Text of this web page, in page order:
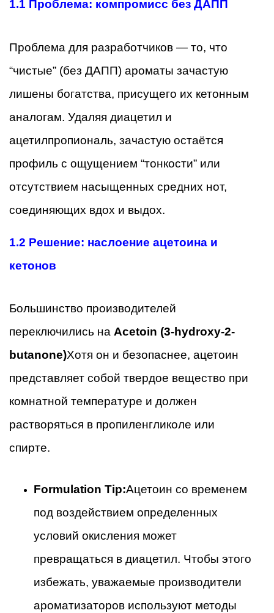
1.1 Проблема: компромисс без ДАПП
Проблема для разработчиков — то, что
“чистые” (без ДАПП) ароматы зачастую
лишены богатства, присущего их кетонным
аналогам. Удаляя диацетил и
ацетилпропиональ, зачастую остаётся
профиль с ощущением “тонкости” или
отсутствием насыщенных средних нот,
соединяющих вдох и выдох.
1.2 Решение: наслоение ацетоина и
кетонов
Большинство производителей
переключились на Acetoin (3-hydroxy-2-
butanone)Хотя он и безопаснее, ацетоин
представляет собой твердое вещество при
комнатной температуре и должен
растворяться в пропиленгликоле или
спирте.
Formulation Tip:Ацетоин со временем
под воздействием определенных
условий окисления может
превращаться в диацетил. Чтобы этого
избежать, уважаемые производители
ароматизаторов используют методы